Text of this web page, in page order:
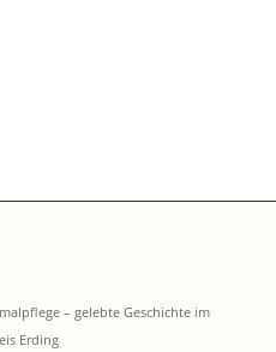
– gelebte Geschichte im
Erding